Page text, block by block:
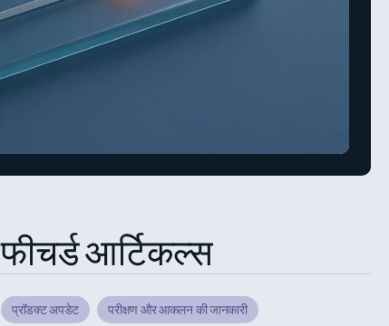
फीचर्ड आर्टिकल्स
प्रॉडक्ट अपडेट परीक्षण और आकलन की जानकारी